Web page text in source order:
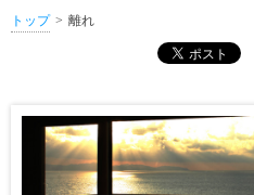
トップ 離れ